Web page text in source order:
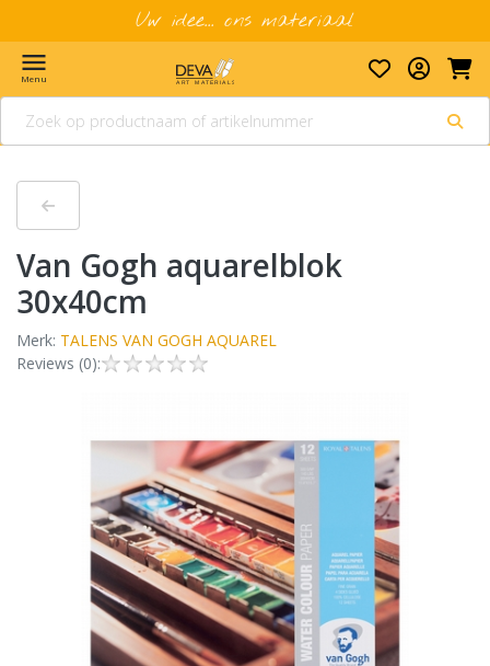
Uw idee... ons materiaal
menu
Menu
van Gogh aquarelblok
30x40cm
Merk: TALENS VAN GOGH AQUAREL
Reviews (0):